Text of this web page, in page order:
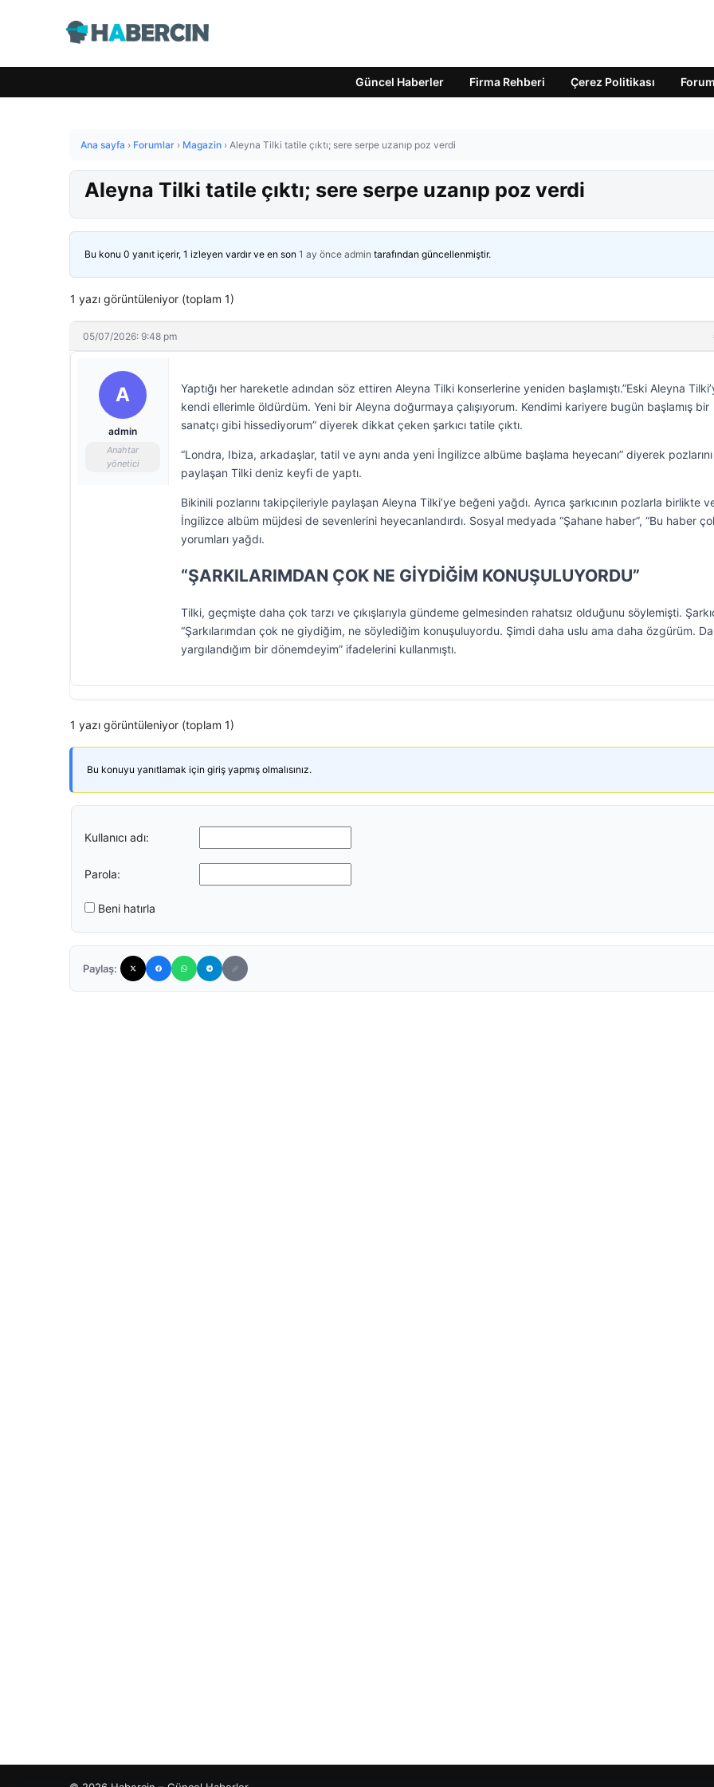
Güncel Haberler Firma Rehberi Çerez Politikası Forum
Ana sayfa › Forumlar › Magazin › Aleyna Tilki tatile çıktı; sere serpe uzanıp poz verdi
Aleyna Tilki tatile çıktı; sere serpe uzanıp poz verdi
Bu konu 0 yanıt içerir, 1 izleyen vardır ve en son 1 ay önce admin tarafından güncellenmiştir.
1 yazı görüntüleniyor (toplam 1)
05/07/2026: 9:48 pm
A
admin
Anahtar
yönetici
Yaptığı her hareketle adından söz ettiren Aleyna Tilki konserlerine yeniden başlamıştı.”Eski Aleyna
kendi ellerimle öldürdüm. Yeni bir Aleyna doğurmaya çalışıyorum. Kendimi kariyere bugün başlamış bir
sanatçı gibi hissediyorum” diyerek dikkat çeken şarkıcı tatile çıktı.
“Londra, Ibiza, arkadaşlar, tatil ve aynı anda yeni İngilizce albüme başlama heyecanı” diyerek pozlarını
paylaşan Tilki deniz keyfi de yaptı.
Bikinili pozlarını takipçileriyle paylaşan Aleyna Tilki’ye beğeni yağdı. Ayrıca şarkıcının pozlarla birlikte
İngilizce albüm müjdesi de sevenlerini heyecanlandırdı. Sosyal medyada “Şahane haber”, “Bu haber
yorumları yağdı.
“ŞARKILARIMDAN ÇOK NE GİYDİĞİM KONUŞULUYORDU”
Tilki, geçmişte daha çok tarzı ve çıkışlarıyla gündeme gelmesinden rahatsız olduğunu söylemişti.
“Şarkılarımdan çok ne giydiğim, ne söylediğim konuşuluyordu. Şimdi daha uslu ama daha özgürüm.
yargılandığım bir dönemdeyim” ifadelerini kullanmıştı.
1 yazı görüntüleniyor (toplam 1)
Bu konuyu yanıtlamak için giriş yapmış olmalısınız.
Kullanıcı adı:
Parola:
Beni hatırla
Paylaş: